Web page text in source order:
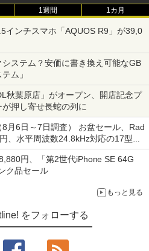
1週間 1カ月
インチスマホ「AQUOS R9」が39,0
ステム？安価に書き換え可能なGB
ム」
秋葉原店」がオープン、開店記念プ
押し寄せ長蛇の列に
月6日～7日調査） お盆セール、Rad
、水平周波数24.8kHz対応の17型モ
連動セール ほか
円、「第2世代iPhone SE 64G
ク品セール
もっと見る
をフォローする